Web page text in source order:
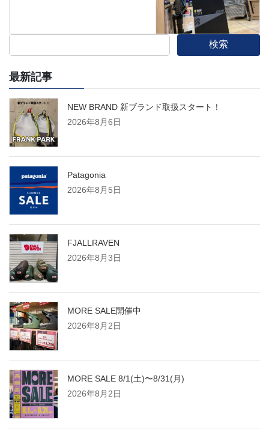
検索
最新記事
NEW BRAND 新ブランド取扱スタート！
2026年8月6日
Patagonia
2026年8月5日
FJALLRAVEN
2026年8月3日
MORE SALE開催中
2026年8月2日
MORE SALE 8/1(土)〜8/31(月)
2026年8月2日